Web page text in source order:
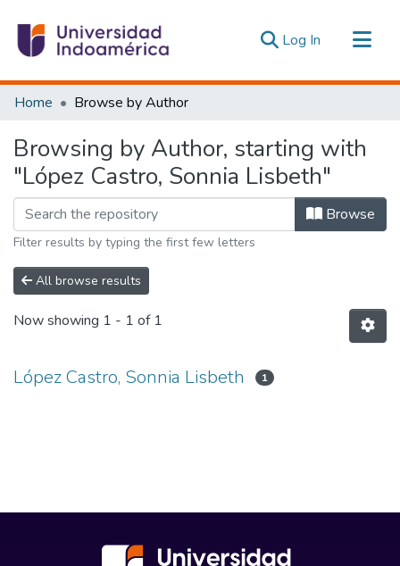
Log In (current)
Communities & Collections
Estadísticas Externas
Home Browse by Author
Browsing by Author, starting with
"López Castro, Sonnia Lisbeth"
Browse
Filter results by typing the first few letters
All browse results
Now showing 1 - 1 of 1
López Castro, Sonnia Lisbeth 1